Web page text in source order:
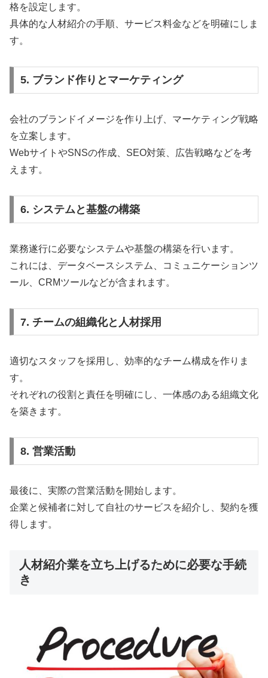
格を設定します。
具体的な人材紹介の手順、サービス料金などを明確にしま
す。
5. ブランド作りとマーケティング
会社のブランドイメージを作り上げ、マーケティング戦略
を立案します。
WebサイトやSNSの作成、SEO対策、広告戦略などを考
えます。
6. システムと基盤の構築
業務遂行に必要なシステムや基盤の構築を行います。
これには、データベースシステム、コミュニケーションツ
ール、CRMツールなどが含まれます。
7. チームの組織化と人材採用
適切なスタッフを採用し、効率的なチーム構成を作りま
す。
それぞれの役割と責任を明確にし、一体感のある組織文化
を築きます。
8. 営業活動
最後に、実際の営業活動を開始します。
企業と候補者に対して自社のサービスを紹介し、契約を獲
得します。
人材紹介業を立ち上げるために必要な手続
き